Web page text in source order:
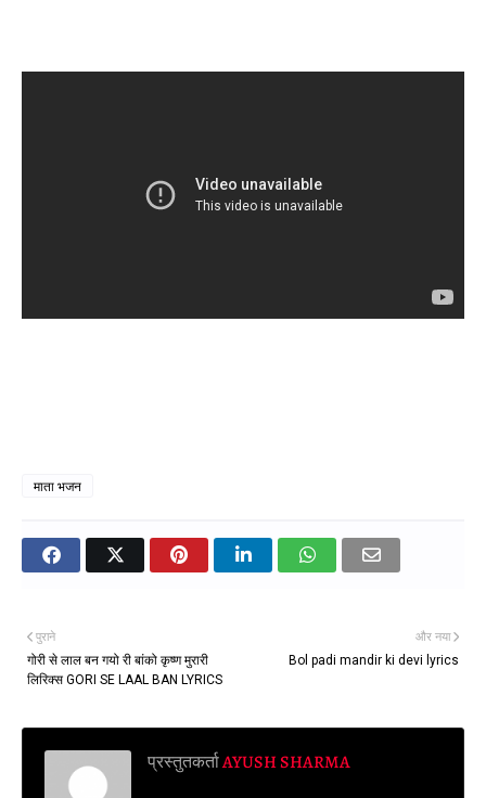
माता भजन
और नया
Bol padi mandir ki devi lyrics
पुराने
गोरी से लाल बन गयो री बांको कृष्ण मुरारी
लिरिक्स GORI SE LAAL BAN LYRICS
प्रस्तुतकर्ताAYUSH SHARMA